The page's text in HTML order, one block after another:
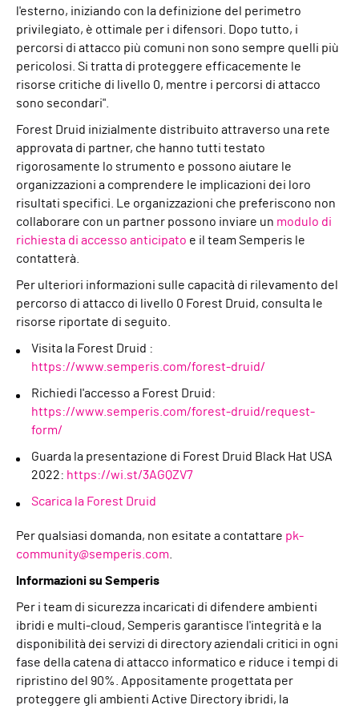
l'esterno, iniziando con la definizione del perimetro
privilegiato, è ottimale per i difensori. Dopo tutto, i
percorsi di attacco più comuni non sono sempre quelli più
pericolosi. Si tratta di proteggere efficacemente le
risorse critiche di livello 0, mentre i percorsi di attacco
sono secondari".
Forest Druid inizialmente distribuito attraverso una rete
approvata di partner, che hanno tutti testato
rigorosamente lo strumento e possono aiutare le
organizzazioni a comprendere le implicazioni dei loro
risultati specifici. Le organizzazioni che preferiscono non
collaborare con un partner possono inviare un modulo di
richiesta di accesso anticipato e il team Semperis le
contatterà.
Per ulteriori informazioni sulle capacità di rilevamento del
percorso di attacco di livello 0 Forest Druid, consulta le
risorse riportate di seguito.
Visita la Forest Druid :
https://www.semperis.com/forest-druid/
Richiedi l'accesso a Forest Druid:
https://www.semperis.com/forest-druid/request-
form/
Guarda la presentazione di Forest Druid Black Hat USA
2022: https://wi.st/3AGQZV7
Scarica la Forest Druid
Per qualsiasi domanda, non esitate a contattare pk-
community@semperis.com
Informazioni su Semperis
Per i team di sicurezza incaricati di difendere ambienti
ibridi e multi-cloud, Semperis garantisce l'integrità e la
disponibilità dei servizi di directory aziendali critici in ogni
fase della catena di attacco informatico e riduce i tempi di
ripristino del 90%. Appositamente progettata per
proteggere gli ambienti Active Directory ibridi, la